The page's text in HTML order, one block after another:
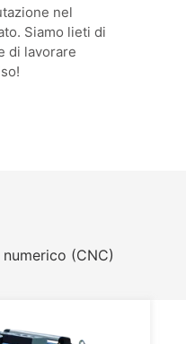
nel
Siamo lieti di
di lavorare
(CNC)